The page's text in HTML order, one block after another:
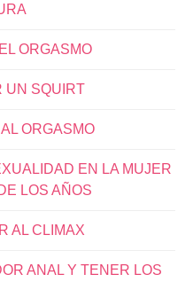
ORGASMO
UN SQUIRT
ORGASMO
EN LA MUJER
LOS AÑOS
AL CLIMAX
ANAL Y TENER LOS